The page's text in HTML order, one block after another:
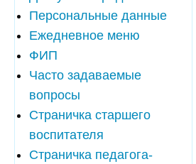
Персональные данные
Ежедневное меню
ФИП
Часто задаваемые
вопросы
Страничка старшего
воспитателя
Страничка педагога-